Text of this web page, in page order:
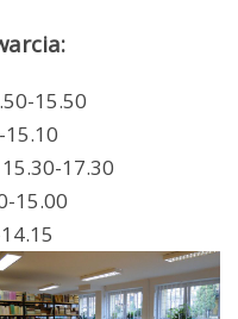
15.50
17.30
15.00